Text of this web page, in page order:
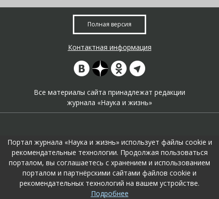
Полная версия
Контактная информация
Все материалы сайта принадлежат редакции
журнала «Наука и жизнь»
На портале применяютсярекомендательные технологии
Продолжая пользоваться порталом вы соглашаетесь с их
использоавнием.
Портал журнала «Наука и жизнь» использует файлы cookie и
рекомендательные технологии. Продолжая пользоваться
порталом, вы соглашаетесь с хранением и использованием
порталом и партнёрскими сайтами файлов cookie и
рекомендательных технологий на вашем устройстве.
Подробнее